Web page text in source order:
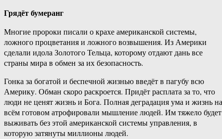
Грядёт бумеранг
Многие пророки писали о крахе американской системы,
ложного процветания и ложного возвышения. Из Америки
сделали идола Золотого Тельца, которому отдают дань все
страны мира в обмен за их безопасность.
Гонка за богатой и беспечной жизнью введёт в пагубу всю
Америку. Обман скоро раскроется. Придёт расплата за то, что
люди не ценят жизнь и Бога. Полная деградация ума и жизнь на
всём готовом атрофировали мышление людей. Им тяжело будет
выживать без этой американской системы управления, в
которую затянуты миллионы людей.